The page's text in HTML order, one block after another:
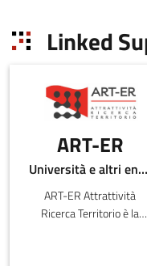
Linked
ART-ER
Università e altri enti pubblici
ART-ER Attrattività
Ricerca Territorio è la